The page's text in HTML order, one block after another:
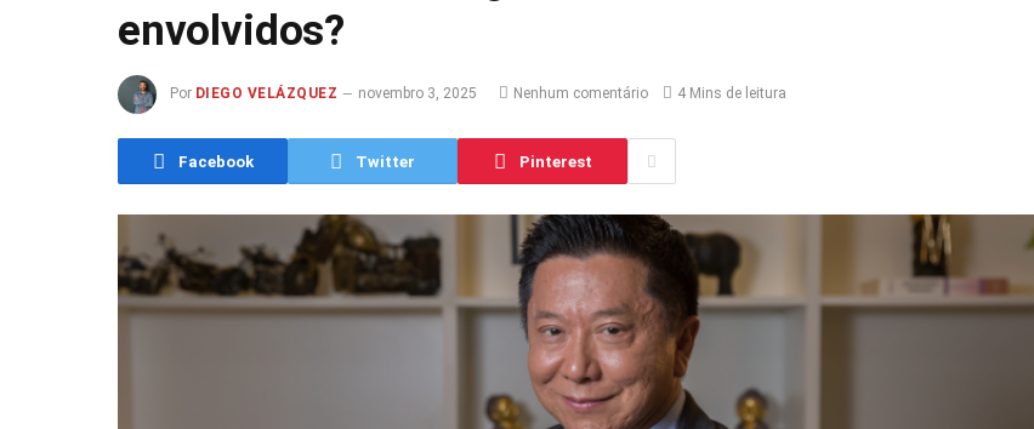
envolvidos?
Por DIEGO VELÁZQUEZ novembro 3, 2025 Nenhum comentário 4 Mins de leitura
Facebook Twitter Pinterest